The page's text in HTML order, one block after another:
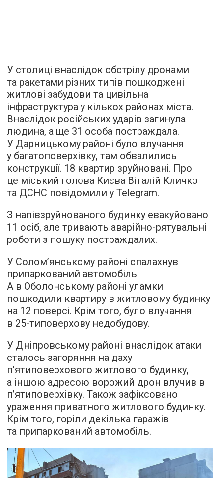
У столиці внаслідок обстрілу дронами
та ракетами різних типів пошкоджені
житлові забудови та цивільна
інфраструктура у кількох районах міста.
Внаслідок російських ударів загинула
людина, а ще 31 особа постраждала.
У Дарницькому районі було влучання
у багатоповерхівку, там обвалились
конструкції. 18 квартир зруйновані. Про
це міський голова Києва Віталій Кличко
та ДСНС повідомили у Telegram.
З напівзруйнованого будинку евакуйовано
11 осіб, але тривають аварійно-рятувальні
роботи з пошуку постраждалих.
У Соломʼянському районі спалахнув
припаркований автомобіль.
А в Оболонському районі уламки
пошкодили квартиру в житловому будинку
на 12 поверсі. Крім того, було влучання
в 25-типоверхову недобудову.
У Дніпровському районі внаслідок атаки
сталось загоряння на даху
п’ятиповерхового житлового будинку,
а іншою адресою ворожий дрон влучив в
пʼятиповерхівку. Також зафіксовано
ураження приватного житлового будинку.
Крім того, горіли декілька гаражів
та припаркований автомобіль.